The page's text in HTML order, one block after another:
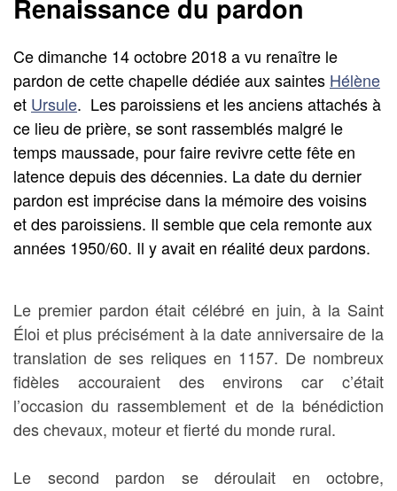
Renaissance du pardon
Ce dimanche 14 octobre 2018 a vu renaître le
pardon de cette chapelle dédiée aux saintes Hélène
et Ursule. Les paroissiens et les anciens attachés à
ce lieu de prière, se sont rassemblés malgré le
temps maussade, pour faire revivre cette fête en
latence depuis des décennies. La date du dernier
pardon est imprécise dans la mémoire des voisins
et des paroissiens. Il semble que cela remonte aux
années 1950/60. Il y avait en réalité deux pardons.
Le premier pardon était célébré en juin, à la Saint
Éloi et plus précisément à la date anniversaire de la
translation de ses reliques en 1157. De nombreux
fidèles accouraient des environs car c’était
l’occasion du rassemblement et de la bénédiction
des chevaux, moteur et fierté du monde rural.
Le second pardon se déroulait en octobre,